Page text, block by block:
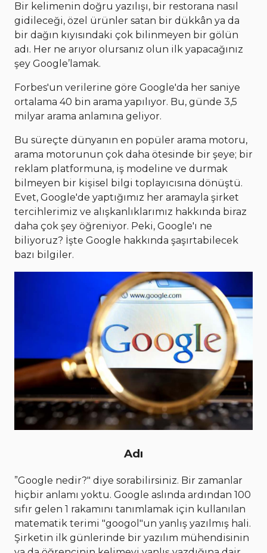
Bir kelimenin doğru yazılışı, bir restorana nasıl
gidileceği, özel ürünler satan bir dükkân ya da
bir dağın kıyısındaki çok bilinmeyen bir gölün
adı. Her ne arıyor olursanız olun ilk yapacağınız
şey Google’lamak.
Forbes'un verilerine göre Google'da her saniye
ortalama 40 bin arama yapılıyor. Bu, günde 3,5
milyar arama anlamına geliyor.
Bu süreçte dünyanın en popüler arama motoru,
arama motorunun çok daha ötesinde bir şeye; bir
reklam platformuna, iş modeline ve durmak
bilmeyen bir kişisel bilgi toplayıcısına dönüştü.
Evet, Google'de yaptığımız her aramayla şirket
tercihlerimiz ve alışkanlıklarımız hakkında biraz
daha çok şey öğreniyor. Peki, Google'ı ne
biliyoruz? İşte Google hakkında şaşırtabilecek
bazı bilgiler.
Adı
”Google nedir?" diye sorabilirsiniz. Bir zamanlar
hiçbir anlamı yoktu. Google aslında ardından 100
sıfır gelen 1 rakamını tanımlamak için kullanılan
matematik terimi "googol"un yanlış yazılmış hali.
Şirketin ilk günlerinde bir yazılım mühendisinin